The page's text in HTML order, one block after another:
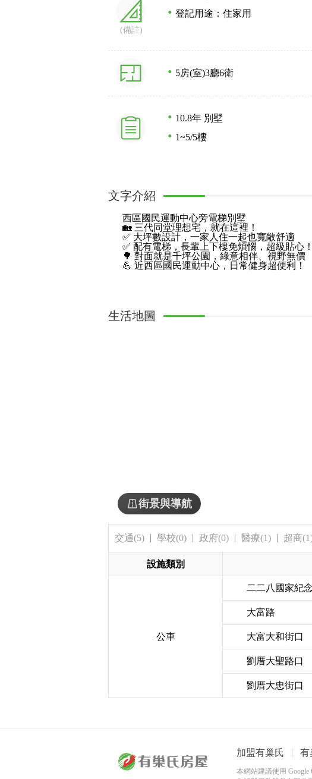
(備註)
登記用途：住家用
5房(室)3廳6衛
10.8年 別墅
1~5/5樓
文字介紹
西區國民運動中心旁電梯別墅
🏡 三代同堂理想宅，就在這裡！
✅ 大坪數設計，一家人住一起也寬敞舒適
✅ 配有電梯，長輩上下樓免煩惱，超級貼心！
🌳 對面就是千坪公園，綠意相伴、視野無價
💪 近西區國民運動中心，日常健身超便利！
生活地圖
街景與導航
交通(5) 學校(0) 政府(0) 醫療(1) 超商
設施類別
公車
二二八國家紀
大富路
大富大和街口
劉厝大聖路口
劉厝大忠街口
加盟有巢氏 有
本網站建議使用 Google